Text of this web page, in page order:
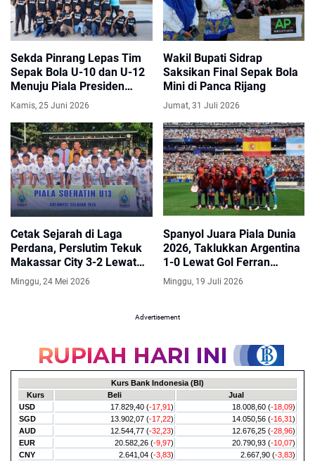
Sekda Pinrang Lepas Tim
Sepak Bola U-10 dan U-12
Menuju Piala Presiden
Sulsel
Kamis, 25 Juni 2026
Wakil Bupati Sidrap
Saksikan Final Sepak Bola
Mini di Panca Rijang
Jumat, 31 Juli 2026
Cetak Sejarah di Laga
Perdana, Perslutim Tekuk
Makassar City 3-2 Lewat
Comeback Spektakuler
Minggu, 24 Mei 2026
Spanyol Juara Piala Dunia
2026, Taklukkan Argentina
1-0 Lewat Gol Ferran
Torres
Minggu, 19 Juli 2026
Advertisement